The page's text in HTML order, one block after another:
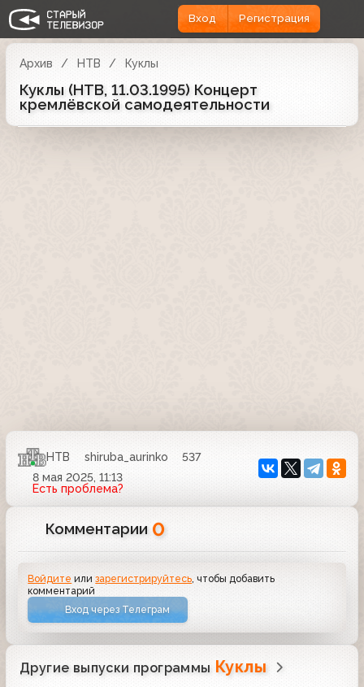
Вход Регистрация
Архив НТВ Куклы
Куклы (НТВ, 11.03.1995) Концерт
кремлёвской самодеятельности
НТВ shiruba_aurinko
537
8 мая 2025, 11:13
Есть проблема?
Комментарии 0
Войдите илизарегистрируйтесь , чтобы добавить
комментарий
Вход через Телеграм
Другие выпуски программы Куклы